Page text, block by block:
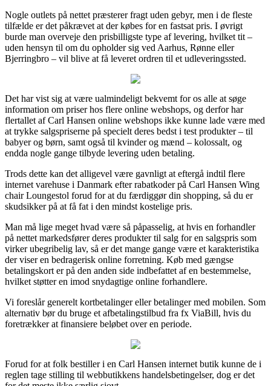
Nogle outlets på nettet præsterer fragt uden gebyr, men i de fleste
tilfælde er det påkrævet at der købes for en fastsat pris. I øvrigt
burde man overveje den prisbilligste type af levering, hvilket tit –
uden hensyn til om du opholder sig ved Aarhus, Rønne eller
Bjerringbro – vil blive at få leveret ordren til et udleveringssted.
Det har vist sig at være ualmindeligt bekvemt for os alle at søge
information om priser hos flere online webshops, og derfor har
flertallet af Carl Hansen online webshops ikke kunne lade være med
at trykke salgspriserne på specielt deres bedst i test produkter – til
babyer og børn, samt også til kvinder og mænd – kolossalt, og
endda nogle gange tilbyde levering uden betaling.
Trods dette kan det alligevel være gavnligt at eftergå indtil flere
internet varehuse i Danmark efter rabatkoder på Carl Hansen Wing
chair Loungestol forud for at du færdiggør din shopping, så du er
skudsikker på at få fat i den mindst kostelige pris.
Man må lige meget hvad være så påpasselig, at hvis en forhandler
på nettet markedsfører deres produkter til salg for en salgspris som
virker ubegribelig lav, så er det mange gange være et karakteristika
der viser en bedragerisk online forretning. Køb med gængse
betalingskort er på den anden side indbefattet af en bestemmelse,
hvilket støtter en imod snydagtige online forhandlere.
Vi foreslår generelt kortbetalinger eller betalinger med mobilen. Som
alternativ bør du bruge et afbetalingstilbud fra fx ViaBill, hvis du
foretrækker at finansiere beløbet over en periode.
Forud for at folk bestiller i en Carl Hansen internet butik kunne de i
reglen tage stilling til webbutikkens handelsbetingelser, dog er det